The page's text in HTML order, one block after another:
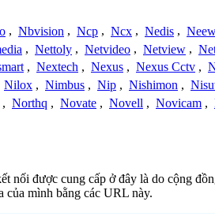
, Nbvision , Ncp , Ncx , Nedis ,
, Nettoly , Netvideo , Netview ,
, Nextech , Nexus , Nexus Cctv ,
Nilox , Nimbus , Nip , Nishimon ,
, Northq , Novate , Novell , Novicam ,
được cung cấp ở đây là do cộng
của mình bằng các URL này.